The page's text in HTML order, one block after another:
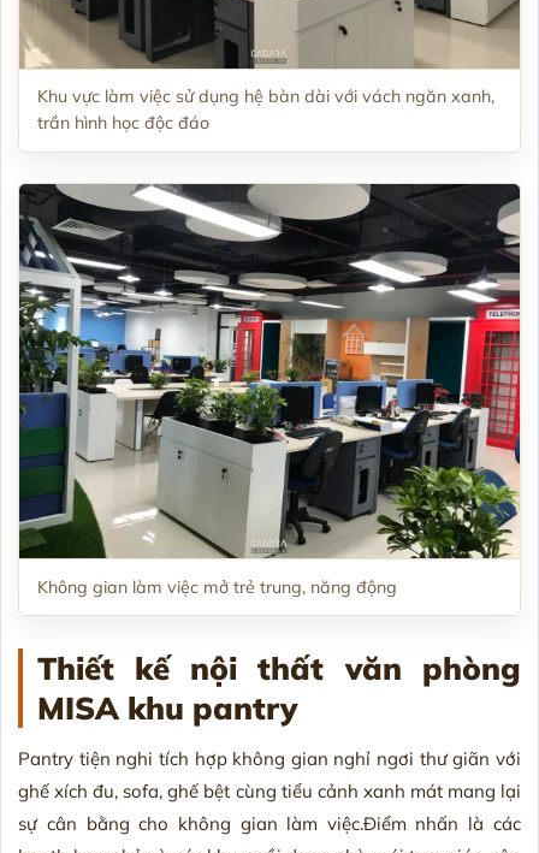
Khu vực làm việc sử dụng hệ bàn dài với vách ngăn xanh,
trần hình học độc đáo
Không gian làm việc mở trẻ trung, năng động
Thiết kế nội thất văn phòng
MISA khu pantry
Pantry tiện nghi tích hợp không gian nghỉ ngơi thư giãn với
ghế xích đu, sofa, ghế bệt cùng tiểu cảnh xanh mát mang lại
sự cân bằng cho không gian làm việc.Điểm nhấn là các